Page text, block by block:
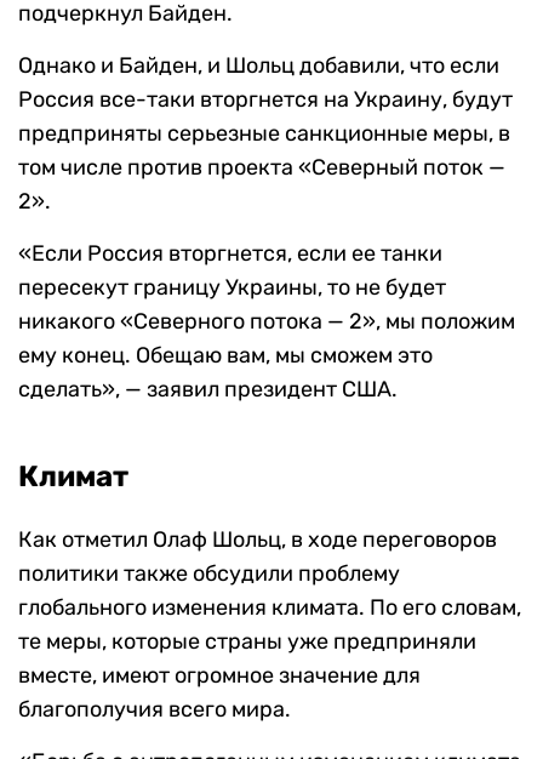
подчеркнул Байден.
Однако и Байден, и Шольц добавили, что если
Россия все-таки вторгнется на Украину, будут
предприняты серьезные санкционные меры, в
том числе против проекта «Северный поток —
2».
«Если Россия вторгнется, если ее танки
пересекут границу Украины, то не будет
никакого «Северного потока — 2», мы положим
ему конец. Обещаю вам, мы сможем это
сделать», — заявил президент США.
Климат
Как отметил Олаф Шольц, в ходе переговоров
политики также обсудили проблему
глобального изменения климата. По его словам,
те меры, которые страны уже предприняли
вместе, имеют огромное значение для
благополучия всего мира.